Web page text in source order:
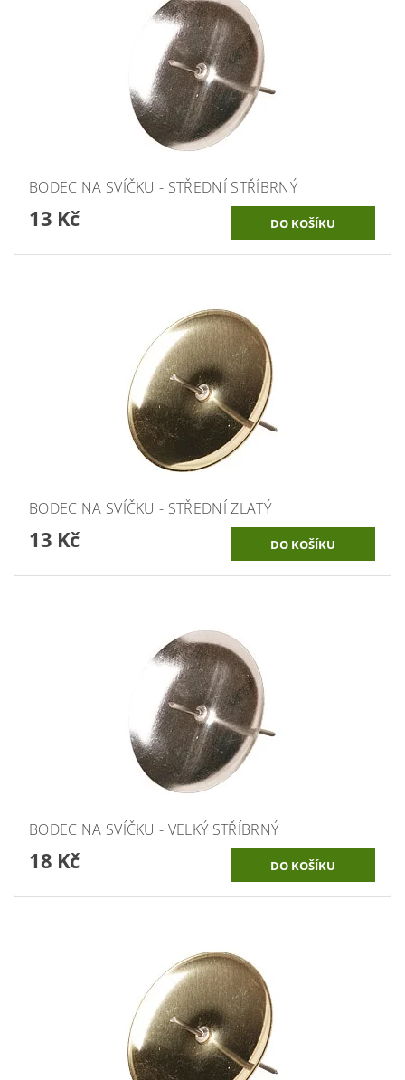
BODEC NA SVÍČKU - STŘEDNÍ STŘÍBRNÝ
13 Kč
BODEC NA SVÍČKU - STŘEDNÍ ZLATÝ
13 Kč
BODEC NA SVÍČKU - VELKÝ STŘÍBRNÝ
18 Kč